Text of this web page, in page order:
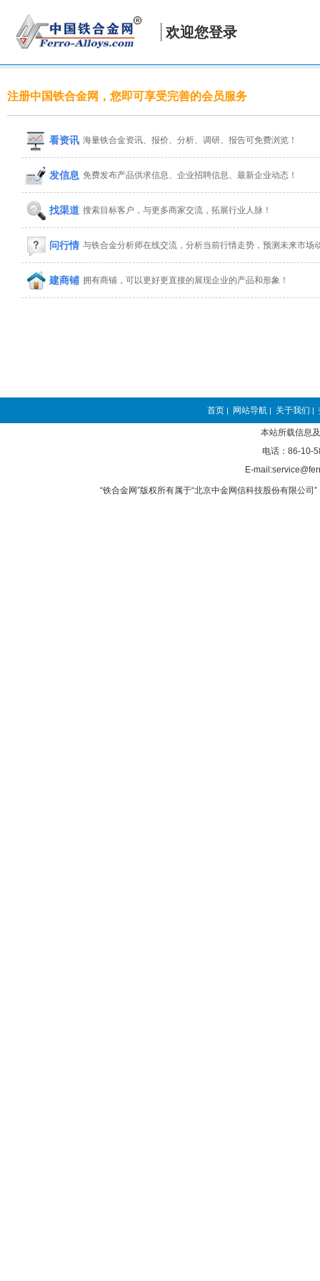
欢迎您登录
注册中国铁合金网，您即可享受完善的会员服务
看资讯 海量铁合金资讯、报价、分析、调研、报告可免费浏览！
发信息 免费发布产品供求信息、企业招聘信息、最新企业动态！
找渠道 搜索目标客户，与更多商家交流，拓展行业人脉！
问行情 与铁合金分析师在线交流，分析当前行情走势，预测未来市场
建商铺 拥有商铺，可以更好更直接的展现企业的产品和形象！
首页 | 网站导航 | 关于我们 |
本站所载信息
电话：86-10-
E-
“铁合金网”版权所有属于“北京中金网信科技股份有限公司